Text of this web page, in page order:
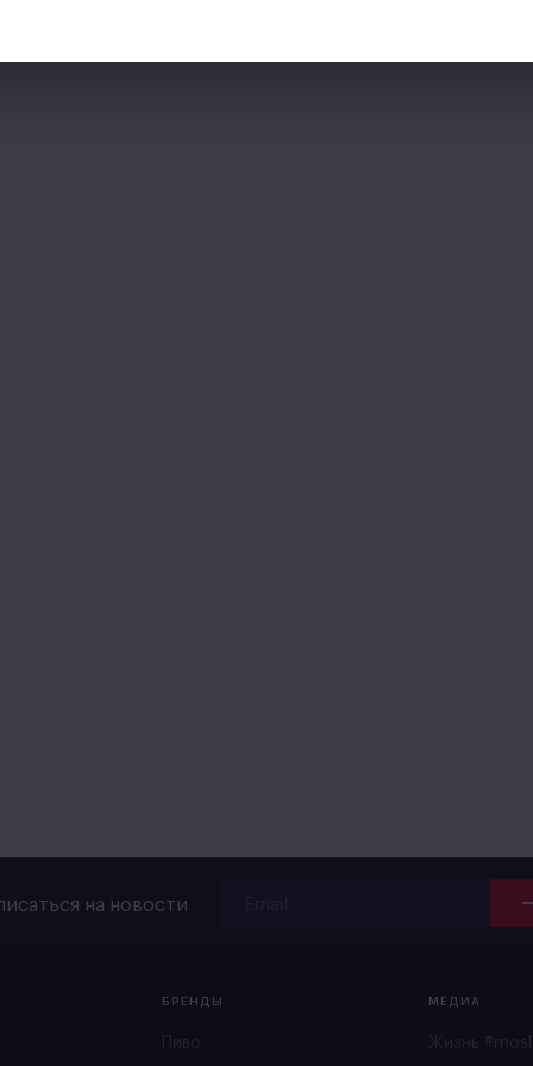
на новости
БРЕНДЫ МЕДИА